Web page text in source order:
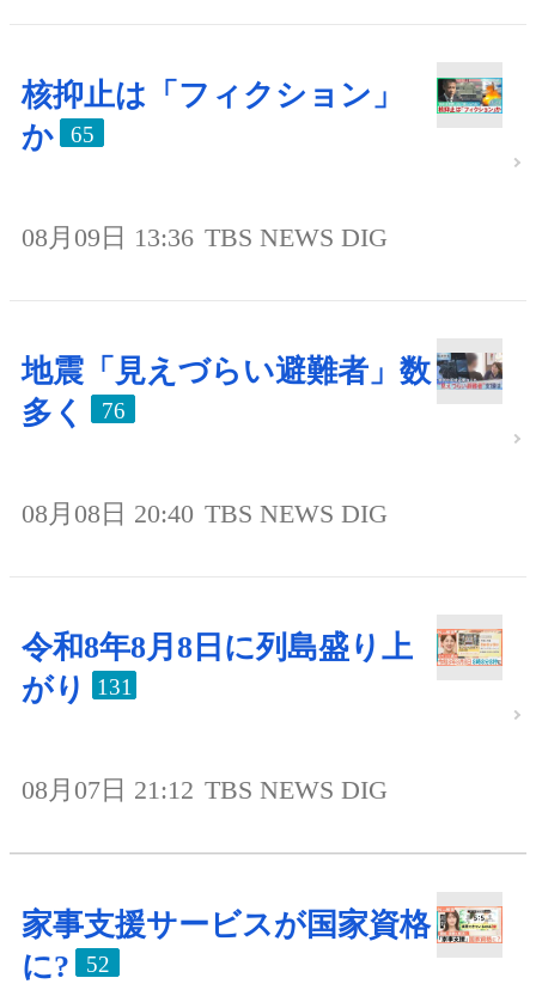
核抑止は「フィクション」
か
65
08月09日 13:36 TBS NEWS DIG
地震「見えづらい避難者」数
多く
76
08月08日 20:40 TBS NEWS DIG
令和8年8月8日に列島盛り上
がり
131
08月07日 21:12 TBS NEWS DIG
家事支援サービスが国家資格
に?
52